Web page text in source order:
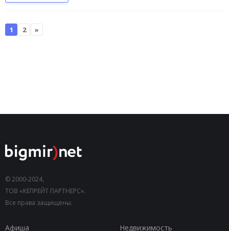
1 2 »
© 2000-2024,
ТОВ «КЕПРЕЙТ ПАРТНЕРС».
Все права защищены.
Афиша
Недвижимость